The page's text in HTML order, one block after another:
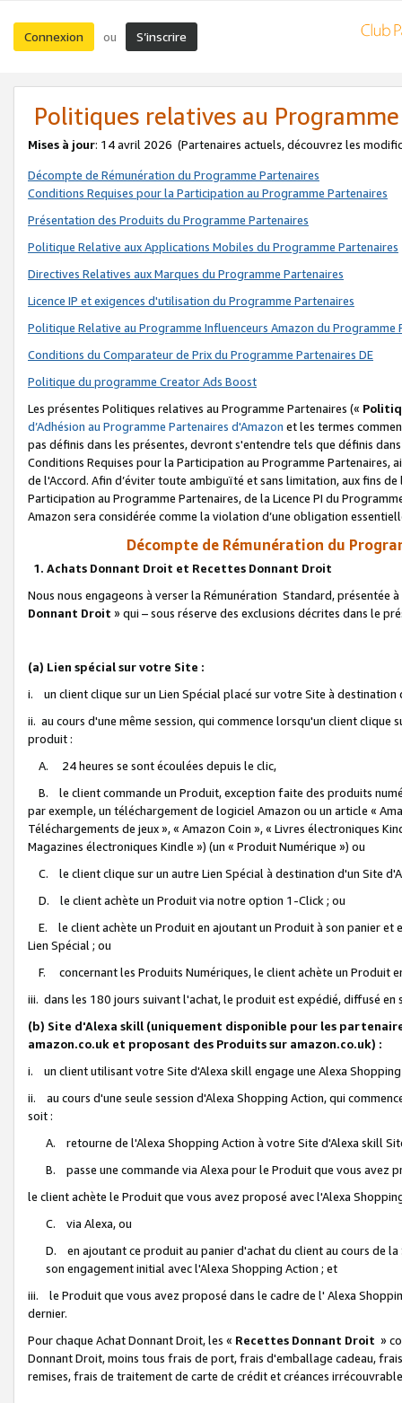
Connexion ou S’inscrire
Politiques relatives au
Mises à jour: 14 avril 2026 (Partenaires actuels, découvrez les
Décompte de Rémunération du Programme Partenaires
Conditions Requises pour la Participation au Programme Partenaires
Présentation des Produits du Programme Partenaires
Politique Relative aux Applications Mobiles du Programme Partenaires
Directives Relatives aux Marques du Programme Partenaires
Licence IP et exigences d'utilisation du Programme Partenaires
Politique Relative au Programme Influenceurs Amazon du Programme
Conditions du Comparateur de Prix du Programme Partenaires DE
Politique du programme Creator Ads Boost
Les présentes Politiques relatives au Programme Partenaires («
d’Adhésion au Programme Partenaires d'Amazon et les termes
pas définis dans les présentes, devront s'entendre tels que définis
Conditions Requises pour la Participation au Programme Partenaires,
de l'Accord. Afin d’éviter toute ambiguïté et sans limitation, aux fins
Participation au Programme Partenaires, de la Licence PI du
Amazon sera considérée comme la violation d’une obligation
Décompte de Rémunération du
1. Achats Donnant Droit et Recettes Donnant Droit
Nous nous engageons à verser la Rémunération Standard, présentée
Donnant Droit » qui – sous réserve des exclusions décrites dans le
(a) Lien spécial sur votre Site :
i. un client clique sur un Lien Spécial placé sur votre Site à destination
ii. au cours d'une même session, qui commence lorsqu'un client
produit :
A. 24 heures se sont écoulées depuis le clic,
B. le client commande un Produit, exception faite des produits
par exemple, un téléchargement de logiciel Amazon ou un article «
Téléchargements de jeux », « Amazon Coin », « Livres électroniques
Magazines électroniques Kindle ») (un « Produit Numérique ») ou
C. le client clique sur un autre Lien Spécial à destination d'un Site
D. le client achète un Produit via notre option 1-Click ; ou
E. le client achète un Produit en ajoutant un Produit à son panier et
Lien Spécial ; ou
F. concernant les Produits Numériques, le client achète un Produit
iii. dans les 180 jours suivant l'achat, le produit est expédié, diffusé
(b) Site d'Alexa skill (uniquement disponible pour les
amazon.co.uk et proposant des Produits sur amazon.co.uk) :
i. un client utilisant votre Site d'Alexa skill engage une Alexa
ii. au cours d'une seule session d'Alexa Shopping Action, qui
soit :
A. retourne de l'Alexa Shopping Action à votre Site d'Alexa skill
B. passe une commande via Alexa pour le Produit que vous avez
le client achète le Produit que vous avez proposé avec l'Alexa
C. via Alexa, ou
D. en ajoutant ce produit au panier d'achat du client au cours de
son engagement initial avec l'Alexa Shopping Action ; et
iii. le Produit que vous avez proposé dans le cadre de l' Alexa
dernier.
Pour chaque Achat Donnant Droit, les « Recettes Donnant Droit »
Donnant Droit, moins tous frais de port, frais d'emballage cadeau,
remises, frais de traitement de carte de crédit et créances